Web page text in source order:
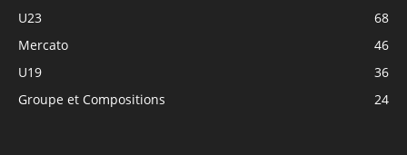
U23
68
Mercato
46
U19
36
Groupe et Compositions
24